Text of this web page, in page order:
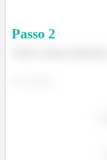
Passo 2